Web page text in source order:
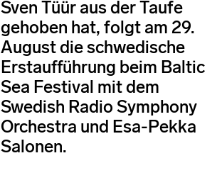
Sven Tüür aus der Taufe
gehoben hat, folgt am 29.
August die schwedische
Erstaufführung beim Baltic
Sea Festival mit dem
Swedish Radio Symphony
Orchestra und Esa-Pekka
Salonen.